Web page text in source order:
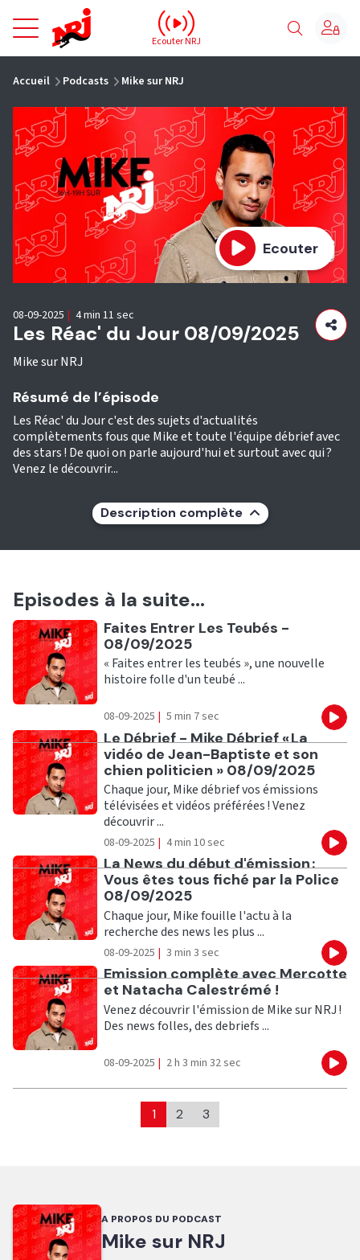
NRJ - Accueil
Ecouter NRJ
Accueil Podcasts Mike sur NRJ
Ecouter
Les Réac' du Jour 08/09/2025
Mike sur NRJ
08-09-2025 | 4 min 11 sec
Résumé de l’épisode
Les Réac' du Jour c'est des sujets d'actualités
complètements fous que Mike et toute l'équipe débrief avec
des stars ! De quoi on parle aujourd'hui et surtout avec qui ?
Venez le découvrir...
Description complète
Episodes à la suite...
Ecouter
Faites Entrer Les Teubés -
08/09/2025
« Faites entrer les teubés », une nouvelle
histoire folle d'un teubé ...
08-09-2025 | 5 min 7 sec
Ecouter
Le Débrief - Mike Débrief « La
vidéo de Jean-Baptiste et son
chien politicien » 08/09/2025
Chaque jour, Mike débrief vos émissions
télévisées et vidéos préférées ! Venez
découvrir ...
08-09-2025 | 4 min 10 sec
Ecouter
La News du début d'émission :
Vous êtes tous fiché par la Police
08/09/2025
Chaque jour, Mike fouille l'actu à la
recherche des news les plus ...
08-09-2025 | 3 min 3 sec
Ecouter
Emission complète avec Mercotte
et Natacha Calestrémé !
Venez découvrir l'émission de Mike sur NRJ !
Des news folles, des debriefs ...
08-09-2025 | 2 h 3 min 32 sec
1 2 3
A PROPOS DU PODCAST
Mike sur NRJ